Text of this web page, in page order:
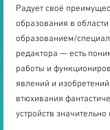
Радует своё
образования в
образованием/
редактора — есть
работы и
явлений и
втюхивания
устройств